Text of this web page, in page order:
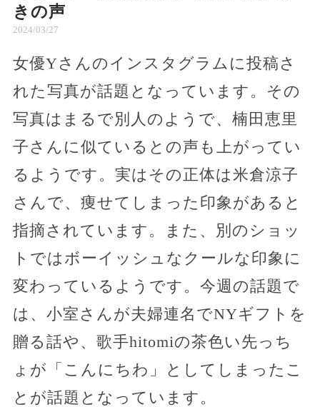
きの声
2024/03/27
女優Yさんのインスタグラムに投稿さ
れた写真が話題となっています。その
写真はまるで別人のようで、楠田恵里
子さんに似ているとの声も上がってい
るようです。実はその正体は米倉涼子
さんで、痩せてしまった印象があると
指摘されています。また、別のショッ
トではボーイッシュなクールな印象に
変わっているようです。今週の話題で
は、小室さんが夫婦連名でNYギフトを
贈る話や、歌手hitomiの茶色い先っち
ょが「こんにちわ」としてしまったこ
とが話題となっています。